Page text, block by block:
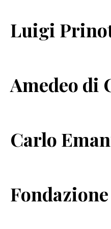
Luigi
Amedeo di
Carlo
Fondazione